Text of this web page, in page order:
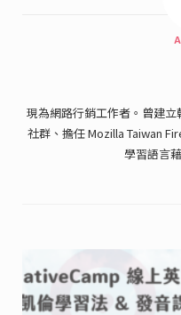
現為網路行銷工作者。曾建
社群、擔任 Mozilla Taiwan
學習語言